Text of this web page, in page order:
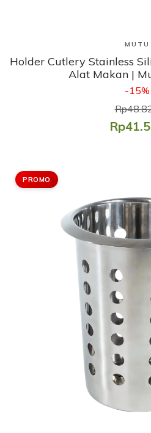
LihatMUTU
Holder Cutlery Stainless
Alat Makan |
-15%
PROMO